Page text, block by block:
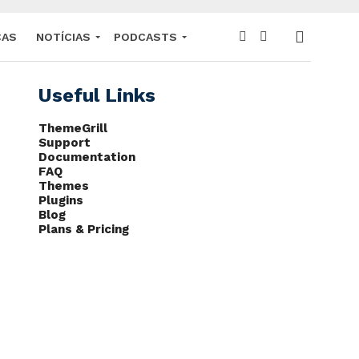
NOTÍCIAS PODCASTS
Useful Links
ThemeGrill
Support
Documentation
FAQ
Themes
Plugins
Blog
Plans & Pricing